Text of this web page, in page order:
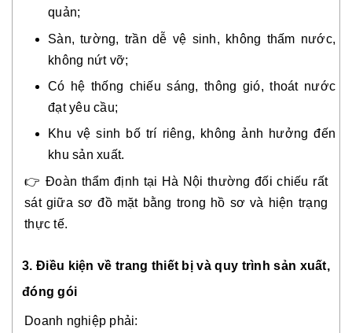
quản;
Sàn, tường, trần dễ vệ sinh, không thấm nước,
không nứt vỡ;
Có hệ thống chiếu sáng, thông gió, thoát nước
đạt yêu cầu;
Khu vệ sinh bố trí riêng, không ảnh hưởng đến
khu sản xuất.
👉 Đoàn thẩm định tại Hà Nội thường đối chiếu rất
sát giữa sơ đồ mặt bằng trong hồ sơ và hiện trạng
thực tế.
3. Điều kiện về trang thiết bị và quy trình sản xuất,
đóng gói
Doanh nghiệp phải: